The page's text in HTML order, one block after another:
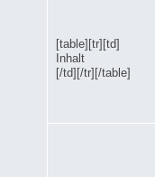
[table][tr][td]
Inhalt
[/td][/tr][/table]